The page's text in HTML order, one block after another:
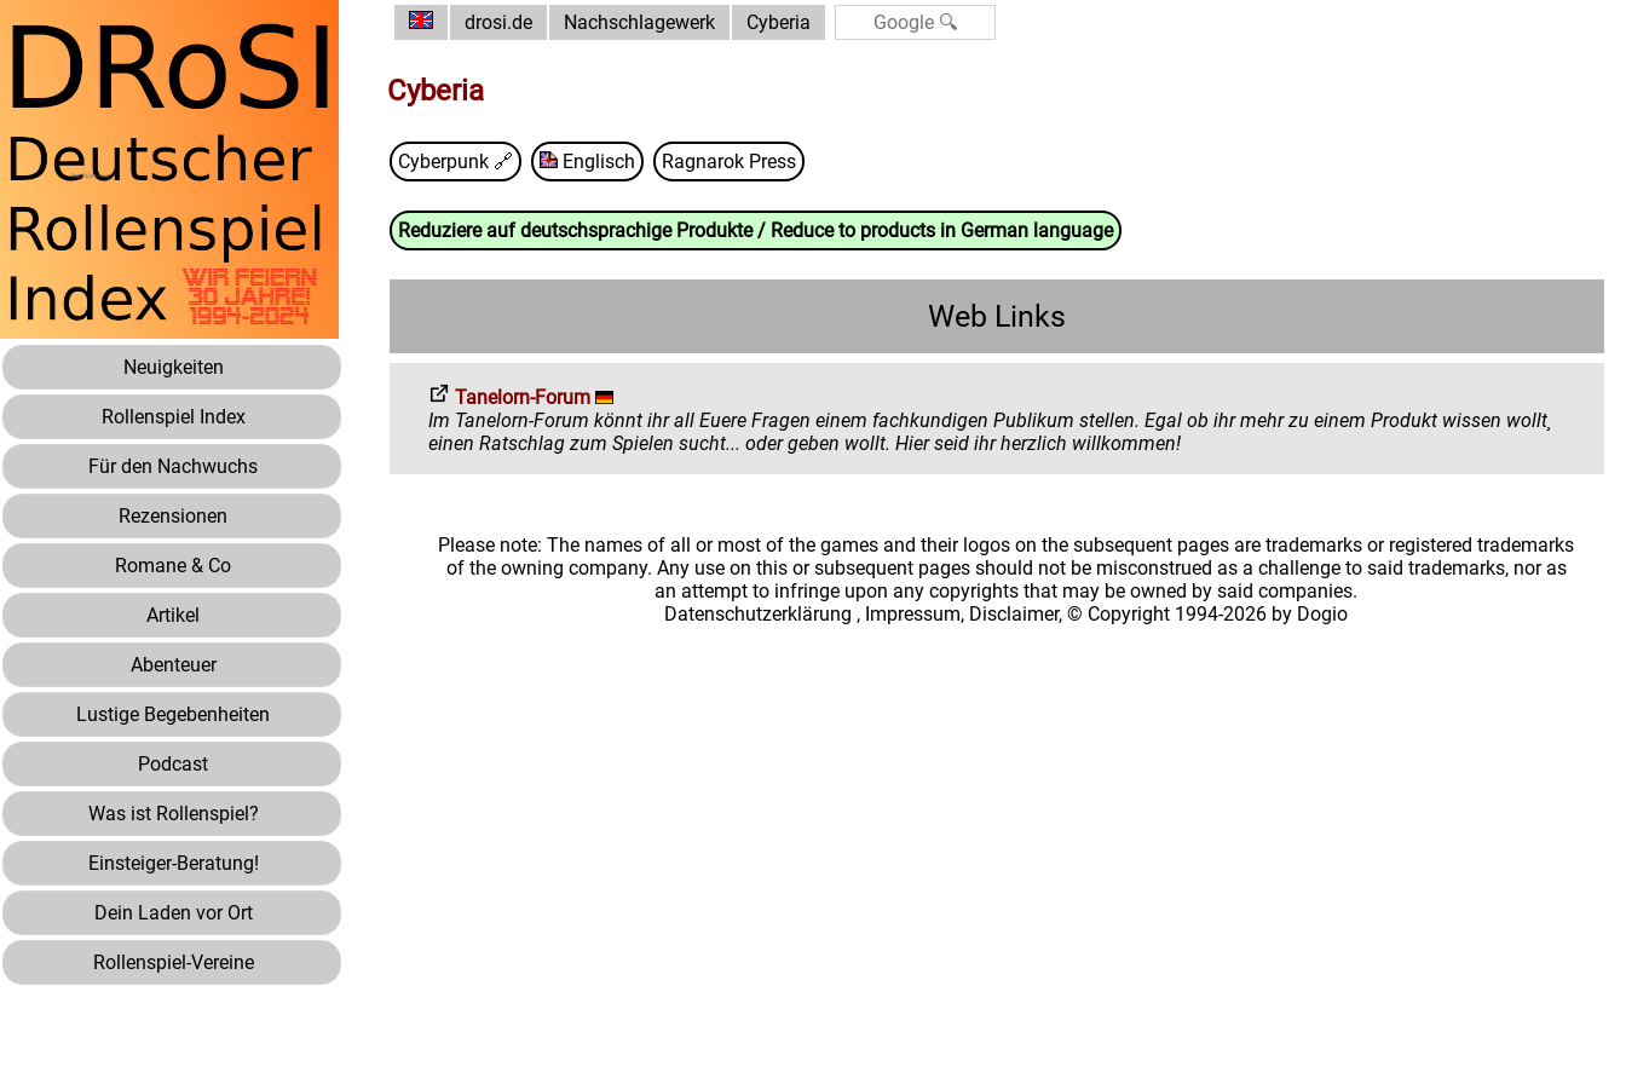
Neuigkeiten
Rollenspiel Index
Für den Nachwuchs
Rezensionen
Romane & Co
Artikel
Abenteuer
Lustige Begebenheiten
Podcast
Was ist Rollenspiel?
Einsteiger-Beratung!
Dein Laden vor Ort
Rollenspiel-Vereine
drosi.de Nachschlagewerk Cyberia
Cyberia
Cyberpunk 🔗 Englisch Ragnarok Press
Reduziere auf deutschsprachige Produkte / Reduce to products in German language
Web Links
Tanelorn-Forum
Im Tanelorn-Forum könnt ihr all Euere Fragen einem fachkundigen Publikum stellen. Egal ob ihr mehr zu einem Produkt wissen wollt¸
einen Ratschlag zum Spielen sucht... oder geben wollt. Hier seid ihr herzlich willkommen!
Please note: The names of all or most of the games and their logos on the subsequent pages are trademarks or registered trademarks
of the owning company. Any use on this or subsequent pages should not be misconstrued as a challenge to said trademarks, nor as
an attempt to infringe upon any copyrights that may be owned by said companies.
Datenschutzerklärung , Impressum, Disclaimer, © Copyright 1994-2026 by Dogio